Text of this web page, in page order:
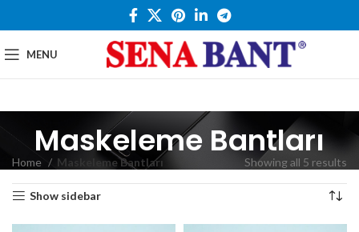
MENU
Maskeleme Bantları
Home Maskeleme Bantları Showing all 5 results
Show sidebar